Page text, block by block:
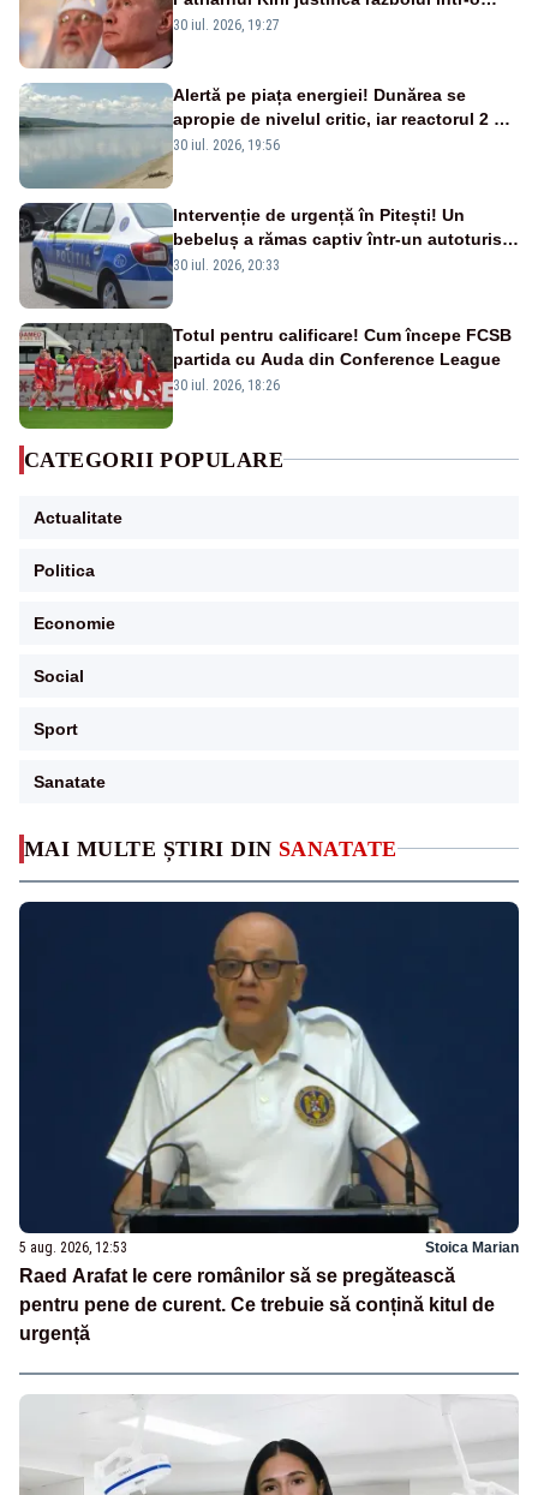
MAI MULTE ȘTIRI DIN SANATATE
5 aug. 2026, 12:53 Stoica Marian
Raed Arafat le cere românilor să se pregătească
pentru pene de curent. Ce trebuie să conțină kitul de
urgență
nouă carte
30 iul. 2026, 19:27
Alertă pe piața energiei! Dunărea se
apropie de nivelul critic, iar reactorul 2 de
la Cernavodă ar putea fi oprit
30 iul. 2026, 19:56
Intervenție de urgență în Pitești! Un
bebeluș a rămas captiv într-un autoturism
din cauza unei defecțiuni
30 iul. 2026, 20:33
Totul pentru calificare! Cum începe FCSB
partida cu Auda din Conference League
30 iul. 2026, 18:26
CATEGORII POPULARE
Actualitate
Politica
Economie
Social
Sport
Sanatate